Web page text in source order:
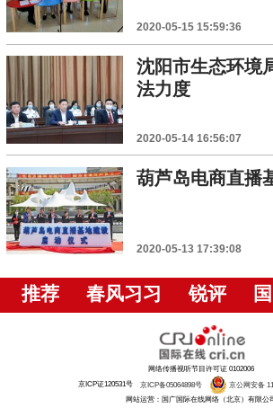
2020-05-15 15:59:36
沈阳市生态环境
法力度
2020-05-14 16:56:07
葫芦岛电商直播
2020-05-13 17:39:08
推荐 春风习习 锐评
网络传播视听节目许可证 0102006
京ICP证120531号 京ICP备05064898号
京公网安备
网站运营：国广国际在线网络（北京）有限公